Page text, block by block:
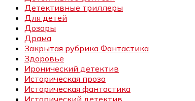
Детективные триллеры
Для детей
Дозоры
Драма
Закрытая рубрика Фантастика
Здоровье
Иронический детектив
Историческая проза
Историческая фантастика